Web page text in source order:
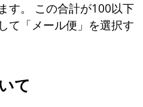
す。 この合計が100以下
て「メール便」を選択す
て